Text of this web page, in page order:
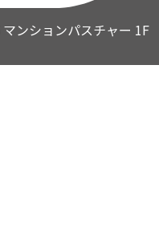
マンションパスチャー 1F